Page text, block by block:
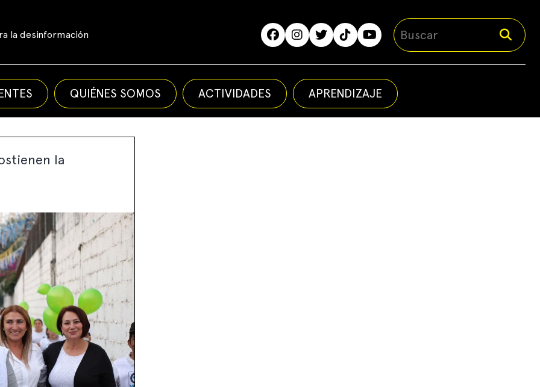
la desinformación
QUIÉNES SOMOS ACTIVIDADES APRENDIZAJE
la